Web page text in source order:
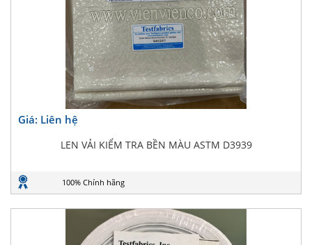
Giá: Liên hệ
LEN VẢI KIỂM TRA BỀN MÀU ASTM D3939
100% Chính hãng